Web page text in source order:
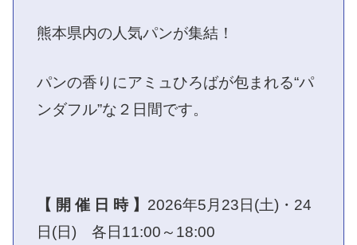
熊本県内の人気パンが集結！
パンの香りにアミュひろばが包まれる“パ
ンダフル”な２日間です。
【 開 催 日 時 】 2026年5月23日(土)・24
日(日) 各日11:00～18:00